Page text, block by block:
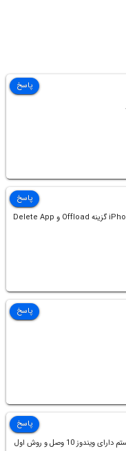
پاسخ
چرا تو قسمت iPhone Storage گزینه Offload و Delete App
پاسخ
پاسخ
نکته: هارد تون رو به یک سیستم دارای ویندوز 10 وصل و روش اول
پاسخ